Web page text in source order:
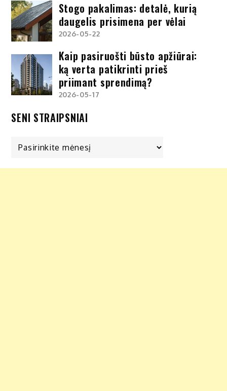
Stogo pakalimas: detalė, kurią
daugelis prisimena per vėlai
2026-05-22
Kaip pasiruošti būsto apžiūrai:
ką verta patikrinti prieš
priimant sprendimą?
2026-05-17
SENI STRAIPSNIAI